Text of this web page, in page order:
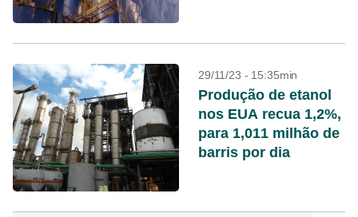
29/11/23 - 15:35min
Produção de etanol
nos EUA recua 1,2%,
para 1,011 milhão de
barris por dia